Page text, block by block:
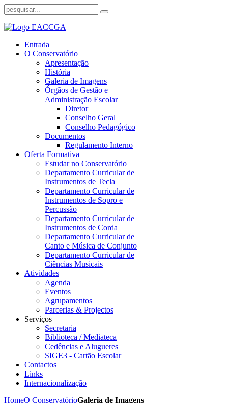
Entrada
O Conservatório
Apresentação
História
Galeria de Imagens
Órgãos de Gestão e
Administração Escolar
Diretor
Conselho Geral
Conselho Pedagógico
Documentos
Regulamento Interno
Oferta Formativa
Estudar no Conservatório
Departamento Curricular de
Instrumentos de Tecla
Departamento Curricular de
Instrumentos de Sopro e
Percussão
Departamento Curricular de
Instrumentos de Corda
Departamento Curricular de
Canto e Música de Conjunto
Departamento Curricular de
Ciências Musicais
Atividades
Agenda
Eventos
Agrupamentos
Parcerias & Projectos
Serviços
Secretaria
Biblioteca / Mediateca
Cedências e Alugueres
SIGE3 - Cartão Escolar
Contactos
Links
Internacionalização
HomeO ConservatórioGaleria de Imagens